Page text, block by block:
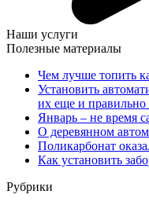
Наши услуги
Полезные материалы
Чем лучше топить
Установить
их еще и правильно
Январь – не время
О деревянном
Поликарбонат
Как установить
Рубрики